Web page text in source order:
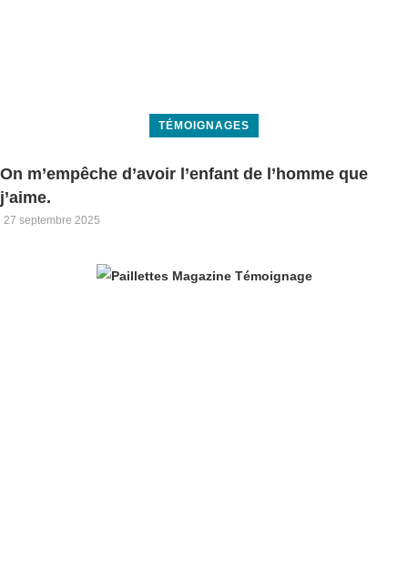
TÉMOIGNAGES
On m’empêche d’avoir l’enfant de l’homme que
j’aime.
27 septembre 2025